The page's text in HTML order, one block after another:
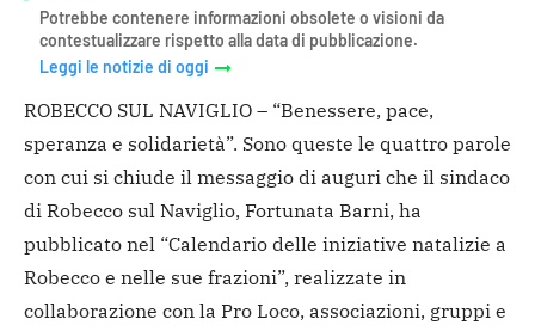
Potrebbe contenere informazioni obsolete o visioni da
contestualizzare rispetto alla data di pubblicazione.
Leggi le notizie di oggi
ROBECCO SUL NAVIGLIO – “Benessere, pace,
speranza e solidarietà”. Sono queste le quattro parole
con cui si chiude il messaggio di auguri che il sindaco
di Robecco sul Naviglio, Fortunata Barni, ha
pubblicato nel “Calendario delle iniziative natalizie a
Robecco e nelle sue frazioni”, realizzate in
collaborazione con la Pro Loco, associazioni, gruppi e